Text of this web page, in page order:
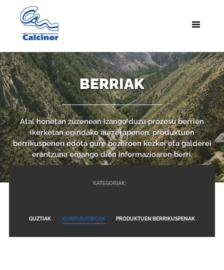
BERRIAK
Atal honetan zuzenean izango duzu prozesu berrien
ikerketan egindako aurrerapenen, produktuen
berrikuspenen edota gure bezeroen kezkei eta galderei
erantzuna emango dien informazioaren berri.
KATEGORIAK:
GUZTIAK KORPORATIBOAK PRODUKTUEN BERRIKUSPENAK